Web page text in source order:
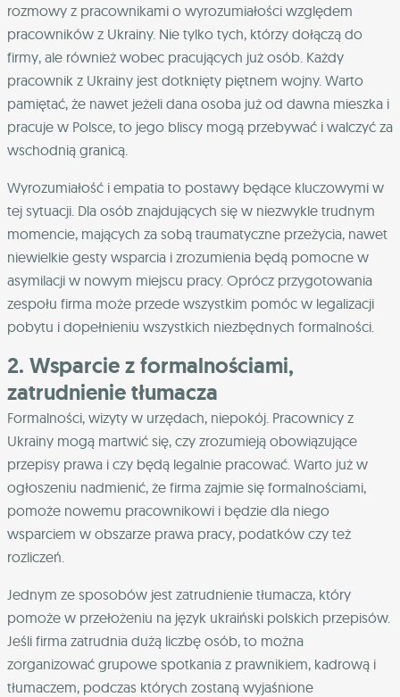
rozmowy z pracownikami o wyrozumiałości względem
pracowników z Ukrainy. Nie tylko tych, którzy dołączą do
firmy, ale również wobec pracujących już osób. Każdy
pracownik z Ukrainy jest dotknięty piętnem wojny. Warto
pamiętać, że nawet jeżeli dana osoba już od dawna mieszka i
pracuje w Polsce, to jego bliscy mogą przebywać i walczyć za
wschodnią granicą.
Wyrozumiałość i empatia to postawy będące kluczowymi w
tej sytuacji. Dla osób znajdujących się w niezwykle trudnym
momencie, mających za sobą traumatyczne przeżycia, nawet
niewielkie gesty wsparcia i zrozumienia będą pomocne w
asymilacji w nowym miejscu pracy. Oprócz przygotowania
zespołu firma może przede wszystkim pomóc w legalizacji
pobytu i dopełnieniu wszystkich niezbędnych formalności.
2. Wsparcie z formalnościami,
zatrudnienie tłumacza
Formalności, wizyty w urzędach, niepokój. Pracownicy z
Ukrainy mogą martwić się, czy zrozumieją obowiązujące
przepisy prawa i czy będą legalnie pracować. Warto już w
ogłoszeniu nadmienić, że firma zajmie się formalnościami,
pomoże nowemu pracownikowi i będzie dla niego
wsparciem w obszarze prawa pracy, podatków czy też
rozliczeń.
Jednym ze sposobów jest zatrudnienie tłumacza, który
pomoże w przełożeniu na język ukraiński polskich przepisów.
Jeśli firma zatrudnia dużą liczbę osób, to można
zorganizować grupowe spotkania z prawnikiem, kadrową i
tłumaczem, podczas których zostaną wyjaśnione